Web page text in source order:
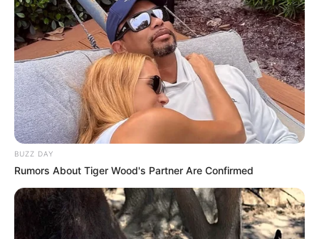
Home > Brasil > Internacional > Ministério da Saúde >
Notícia
Remédio comum de infarto aumenta risco de morte feminina, diz
pesquisa.
Remédio comum de infarto
aumenta risco de morte feminina,
diz pesquisa.
08:00 Brasil,Internacional,Ministério da Saúde,Notícia
BUZZ DAY
Rumors About Tiger Wood's Partner Are Confirmed